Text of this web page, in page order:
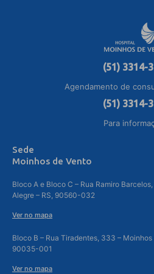
(51) 3314-
Agendamento de
(51) 3314-
Para
Sede
Moinhos de Vento
Bloco A e Bloco C – Rua Ramiro
Alegre – RS, 90560-032
Ver no mapa
Bloco B – Rua Tiradentes, 333 –
90035-001
Ver no mapa